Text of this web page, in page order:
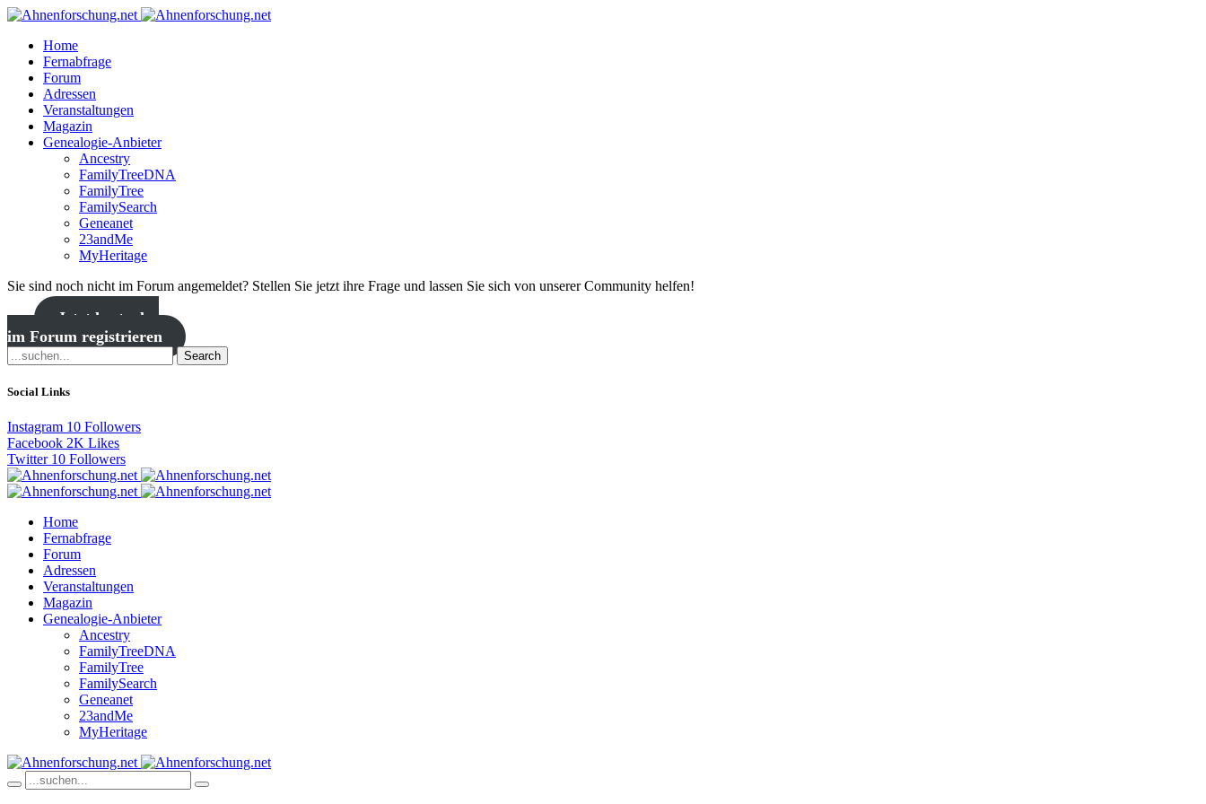
Home
Fernabfrage
Forum
Adressen
Veranstaltungen
Magazin
Genealogie-Anbieter
Ancestry
FamilyTreeDNA
FamilyTree
FamilySearch
Geneanet
23andMe
MyHeritage
Sie sind noch nicht im Forum angemeldet? Stellen Sie jetzt ihre Frage und lassen Sie sich von unserer Community helfen!
Jetzt kostenlos
im Forum registrieren
Search
Social Links
Instagram 10 Followers
Facebook 2K Likes
Twitter 10 Followers
Home
Fernabfrage
Forum
Adressen
Veranstaltungen
Magazin
Genealogie-Anbieter
Ancestry
FamilyTreeDNA
FamilyTree
FamilySearch
Geneanet
23andMe
MyHeritage